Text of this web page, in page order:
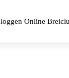
Online